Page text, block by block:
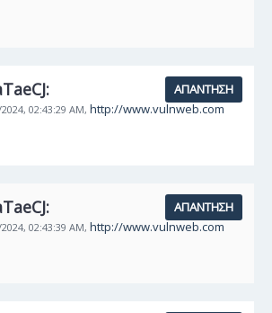
02:43:29 AM, http://www.vulnweb.com
ΑΠΆΝΤΗΣΗ
02:43:39 AM, http://www.vulnweb.com
ΑΠΆΝΤΗΣΗ